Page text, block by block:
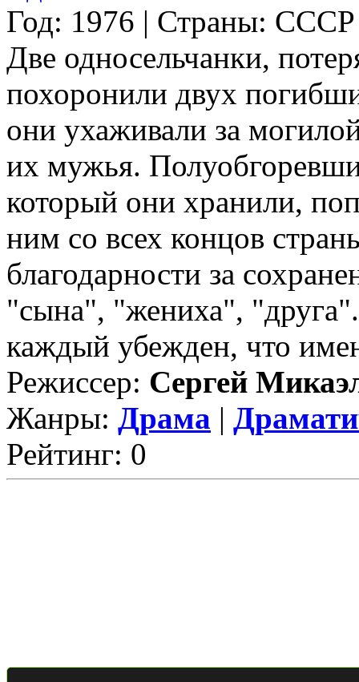
Год: 1976 | Страны: СССР
Две односельчанки,
похоронили двух
они ухаживали за
их мужья.
который они хранили,
ним со всех концов
благодарности за
"сына", "жениха",
каждый убежден, что
Режиссер: Сергей
Жанры: Драма |
Рейтинг: 0